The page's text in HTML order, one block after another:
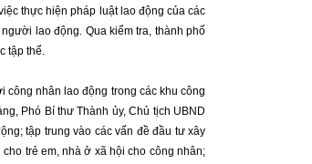
thực hiện pháp luật lao động của các
lao động. Qua kiểm tra, thành phố
tập thể.
công nhân lao động trong các khu công
Phó Bí thư Thành ủy, Chủ tịch UBND
tập trung vào các vấn đề đầu tư xây
trẻ em, nhà ở xã hội cho công nhân;